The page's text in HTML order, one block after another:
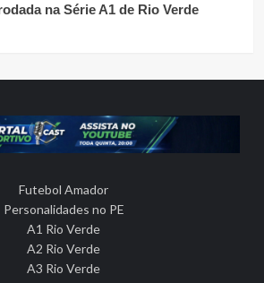
na Série A1 de Rio Verde
Futebol Amador
Personalidades no PE
A1 Rio Verde
A2 Rio Verde
A3 Rio Verde